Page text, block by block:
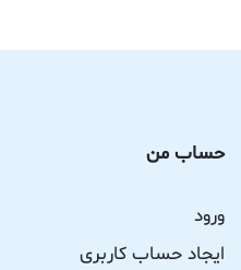
حساب من
ورود
ایجاد حساب کاربری